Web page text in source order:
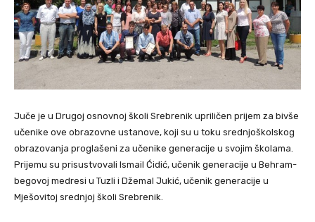
Juče je u Drugoj osnovnoj školi Srebrenik upriličen prijem za bivše
učenike ove obrazovne ustanove, koji su u toku srednjoškolskog
obrazovanja proglašeni za učenike generacije u svojim školama.
Prijemu su prisustvovali Ismail Ćidić, učenik generacije u Behram-
begovoj medresi u Tuzli i Džemal Jukić, učenik generacije u
Mješovitoj srednjoj školi Srebrenik.